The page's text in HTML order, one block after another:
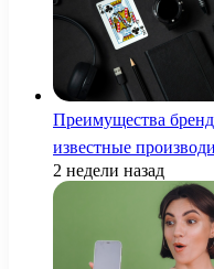
Преимущества
известные
2 недели назад